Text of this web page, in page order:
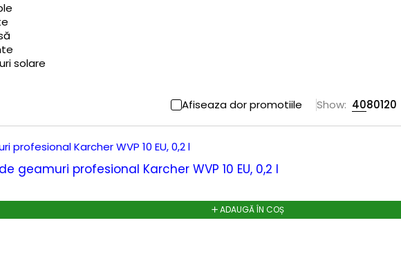
solare
Afiseaza dor promotiile Show: 4080120
geamuri profesional Karcher WVP 10 EU, 0,2 l
ADAUGĂ ÎN COȘ